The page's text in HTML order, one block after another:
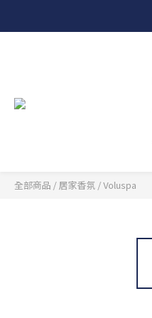
全部商品 / 居家香氛 /Voluspa